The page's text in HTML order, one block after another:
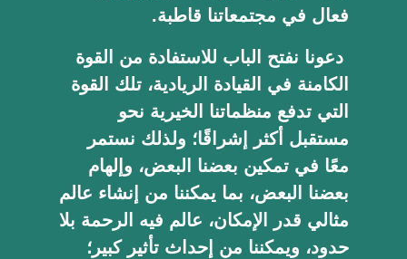
فعال في مجتمعاتنا قاطبة.
دعونا نفتح الباب للاستفادة من القوة
الكامنة في القيادة الريادية، تلك القوة
التي تدفع منظماتنا الخيرية نحو
مستقبل أكثر إشراقًا؛ ولذلك نستمر
معًا في تمكين بعضنا البعض، وإلهام
بعضنا البعض، بما يمكننا من إنشاء عالم
مثالي قدر الإمكان، عالم فيه الرحمة بلا
حدود، ويمكننا من إحداث تأثير كبير؛